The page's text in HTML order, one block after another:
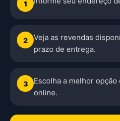
1
2
Veja as revendas
prazo de entrega.
3
Escolha a melhor opção
online.